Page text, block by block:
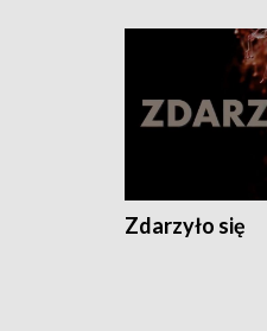
Zdarzyło się